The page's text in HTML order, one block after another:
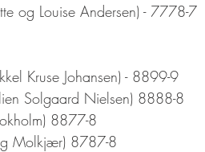
og Louise Andersen) - 7778-7
Kruse Johansen) - 8899-9
Solgaard Nielsen) 8888-8
8877-8
Molkjær) 8787-8